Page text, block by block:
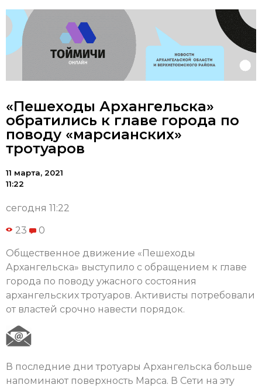
«Пешеходы Архангельска»
обратились к главе города по
поводу «марсианских»
тротуаров
11 марта, 2021
11:22
сегодня 11:22
23 0
Общественное движение «Пешеходы
Архангельска» выступило с обращением к главе
города по поводу ужасного состояния
архангельских тротуаров. Активисты потребовали
от властей срочно навести порядок.
В последние дни тротуары Архангельска больше
напоминают поверхность Марса. В Сети на эту